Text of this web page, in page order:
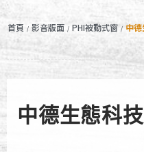
首頁 / 影音版面 / PHI被動式窗 / 中
中德生態科